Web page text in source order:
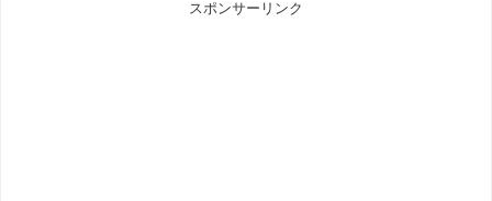
スポンサーリンク